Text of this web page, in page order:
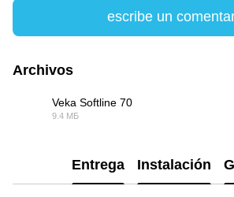
escribe un
Archivos
Veka Softline 70
9.4 МБ
Entrega Instalación